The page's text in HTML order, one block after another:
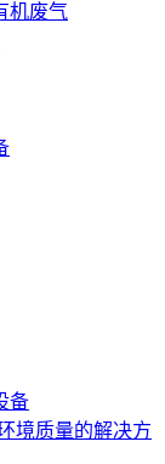
机废气
备
境质量的解决方